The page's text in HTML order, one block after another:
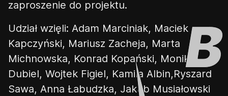
zaproszenie do projektu.
Udział wzięli: Adam Marciniak, Maciek
Kapczyński, Mariusz Zacheja, Marta
Michnowska, Konrad Kopański, Monika
Dubiel, Wojtek Figiel, Kamila Albin,Ryszard
Sawa, Anna Łabudzka, Jakub Musiałowski